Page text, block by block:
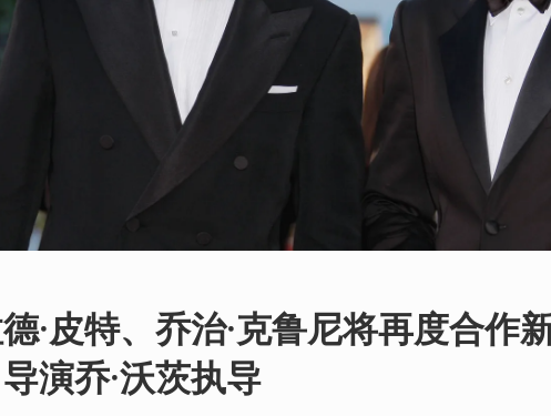
·皮特、乔治·克鲁尼将再度合作
演乔·沃茨执导